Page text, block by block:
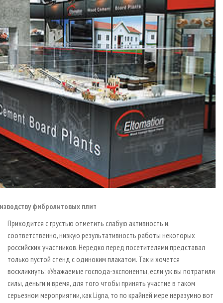
фибролитовых плит
Приходится с грустью отметить слабую активность и,
соответственно, низкую результативность работы некоторых
российских участников. Нередко перед посетителями представал
только пустой стенд с одиноким плакатом. Так и хочется
воскликнуть: «Уважаемые господа-экспоненты, если уж вы потратили
силы, деньги и время, для того чтобы принять участие в таком
серьезном мероприятии, как Ligna, то по крайней мере неразумно вот